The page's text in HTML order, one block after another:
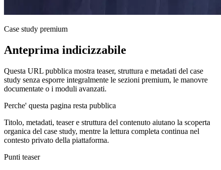
Case study premium
Anteprima indicizzabile
Questa URL pubblica mostra teaser, struttura e metadati del case
study senza esporre integralmente le sezioni premium, le manovre
documentate o i moduli avanzati.
Perche' questa pagina resta pubblica
Titolo, metadati, teaser e struttura del contenuto aiutano la scoperta
organica del case study, mentre la lettura completa continua nel
contesto privato della piattaforma.
Punti teaser